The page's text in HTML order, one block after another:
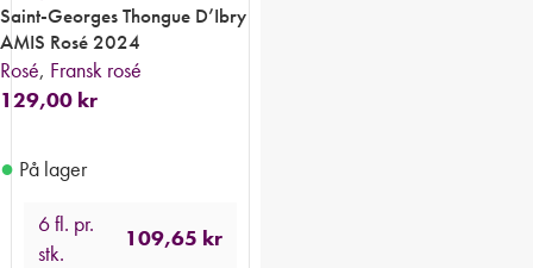
Saint-Georges Thongue D’Ibry
AMIS Rosé 2024
Rosé, Fransk rosé
129,00 kr
● På lager
6 fl. pr.
stk.
109,65 kr